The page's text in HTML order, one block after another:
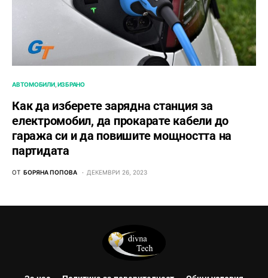
АВТОМОБИЛИ ИЗБРАНО
Как да изберете зарядна станция за
електромобил, да прокарате кабели до
гаража си и да повишите мощността на
партидата
ОТ БОРЯНА ПОПОВА ДЕКЕМВРИ 26, 2023